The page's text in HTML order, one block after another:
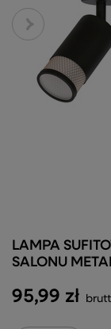
95,99 zł
LAMPA
SALONU